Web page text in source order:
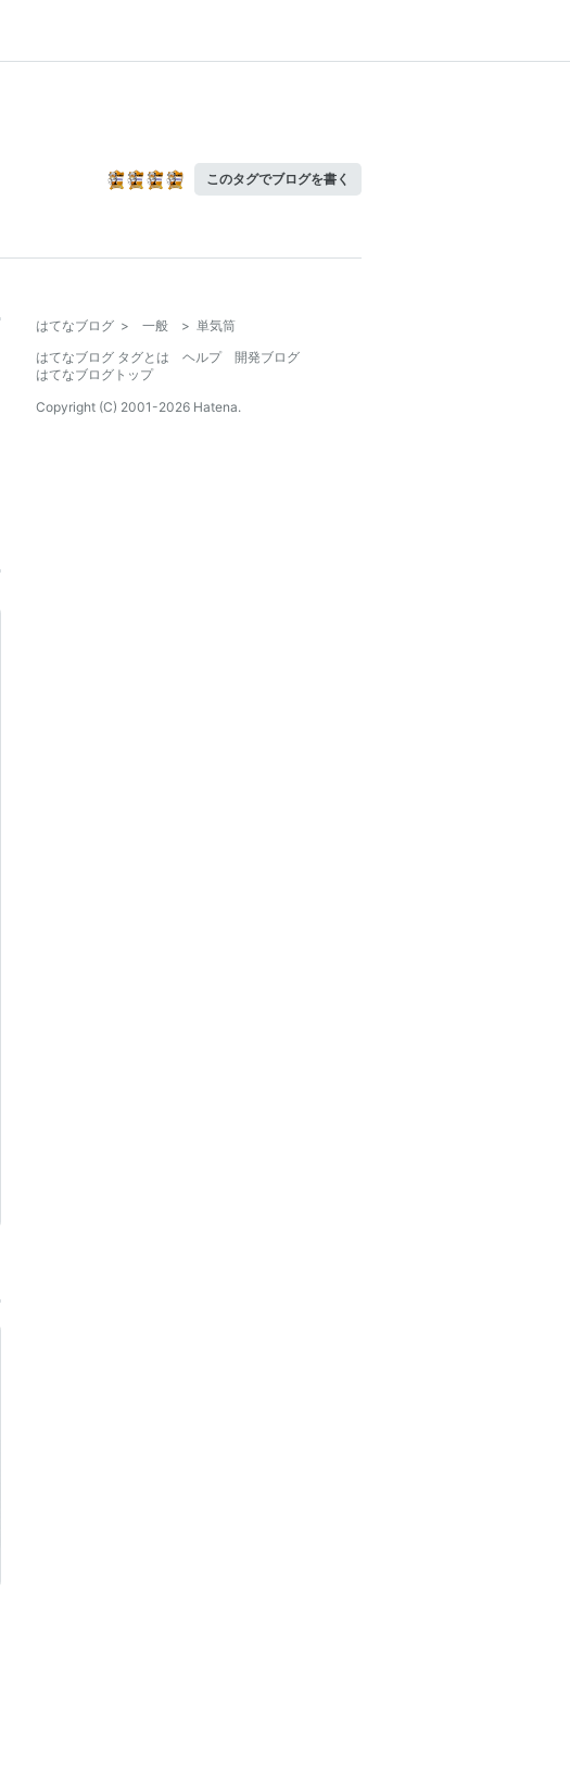
このタグでブログを書く
はてなブログ > 一般 > 単気筒
はてなブログ タグとは
ヘルプ
開発ブログ
はてなブログトップ
Copyright (C) 2001-2026 Hatena.